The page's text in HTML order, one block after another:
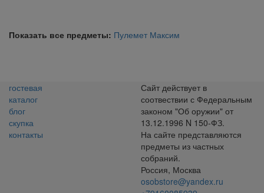
Показать все предметы: Пулемет Максим
гостевая
каталог
блог
скупка
контакты
Сайт действует в
соотвествии с Федеральным
законом "Об оружии" от
13.12.1996 N 150-ФЗ.
На сайте представляются
предметы из частных
собраний.
Россия, Москва
osobstore@yandex.ru